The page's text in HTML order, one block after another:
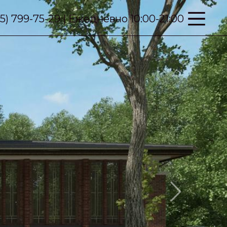
799-75-29 | Ежедневно 10:00-21:00
Next